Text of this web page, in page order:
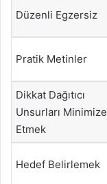
Düzenli Egzersiz
Pratik Metinler
Dikkat Dağıtıcı
Unsurları Minimize
Etmek
Hedef Belirlemek